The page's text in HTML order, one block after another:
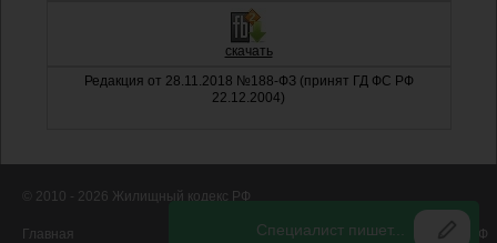
скачать
Редакция от 28.11.2018 №188-ФЗ (принят ГД ФС РФ
22.12.2004)
© 2010 - 2026 Жилищный кодекс РФ
Главная Новости Скачать ЖК РФ